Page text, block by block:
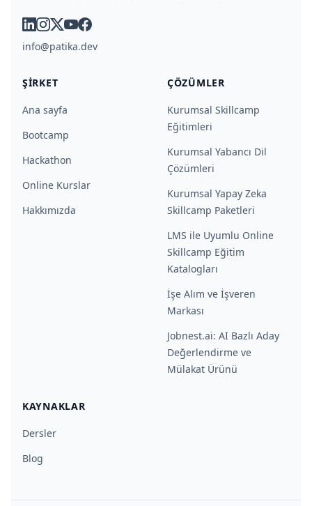
linkedin
instagram
x youtube
facebook
info@patika.dev
ŞIRKET
Ana sayfa
Bootcamp
Hackathon
Online Kurslar
Hakkımızda
ÇÖZÜMLER
Kurumsal Skillcamp
Eğitimleri
Kurumsal Yabancı Dil
Çözümleri
Kurumsal Yapay Zeka
Skillcamp Paketleri
LMS ile Uyumlu Online
Skillcamp Eğitim
Katalogları
İşe Alım ve İşveren
Markası
Jobnest.ai: AI Bazlı Aday
Değerlendirme ve
Mülakat Ürünü
KAYNAKLAR
Dersler
Blog